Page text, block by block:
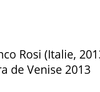
Rosi (Italie,
de Venise 2013